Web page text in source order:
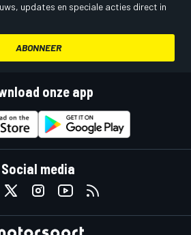
updates en speciale acties direct in
ABONNEER
onze app
Social media